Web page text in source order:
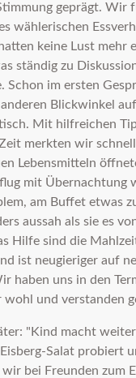
geprägt. Wir
wählerischen
keine Lust mehr
ständig zu
Schon im ersten
Blickwinkel
Mit hilfreichen
merkten wir
Lebensmitteln
mit Übernachtung
am Buffet etwas
aussah als sie es
Hilfe sind die
ist neugieriger auf
haben uns in den
wohl und verstanden
"Kind macht
Salat probiert
bei Freunden zum